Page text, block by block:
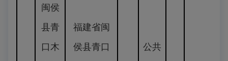
闽侯
县青
口木
福建省闽
侯县青口
公共